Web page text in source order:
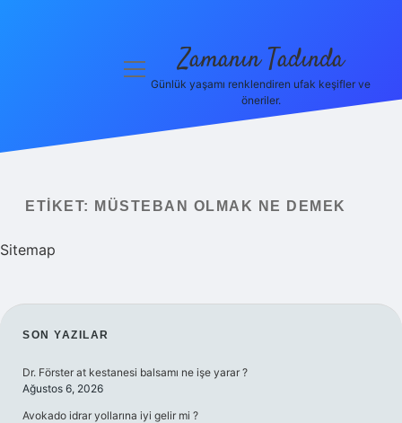
menüyüZamanın Tadında
Günlük yaşamı renklendiren ufak keşifler ve
öneriler.
ETIKET: MÜSTEBAN OLMAK NE DEMEK
Sitemap
SIDEBAR
SON YAZILAR
Dr. Förster at kestanesi balsamı ne işe yarar ?
Ağustos 6, 2026
Avokado idrar yollarına iyi gelir mi ?